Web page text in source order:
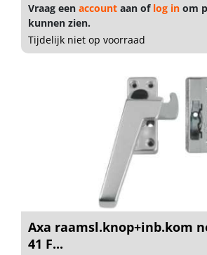
Vraag een account aan of log in om
kunnen zien.
Tijdelijk niet op voorraad
Axa raamsl.knop+inb.kom
41 F...